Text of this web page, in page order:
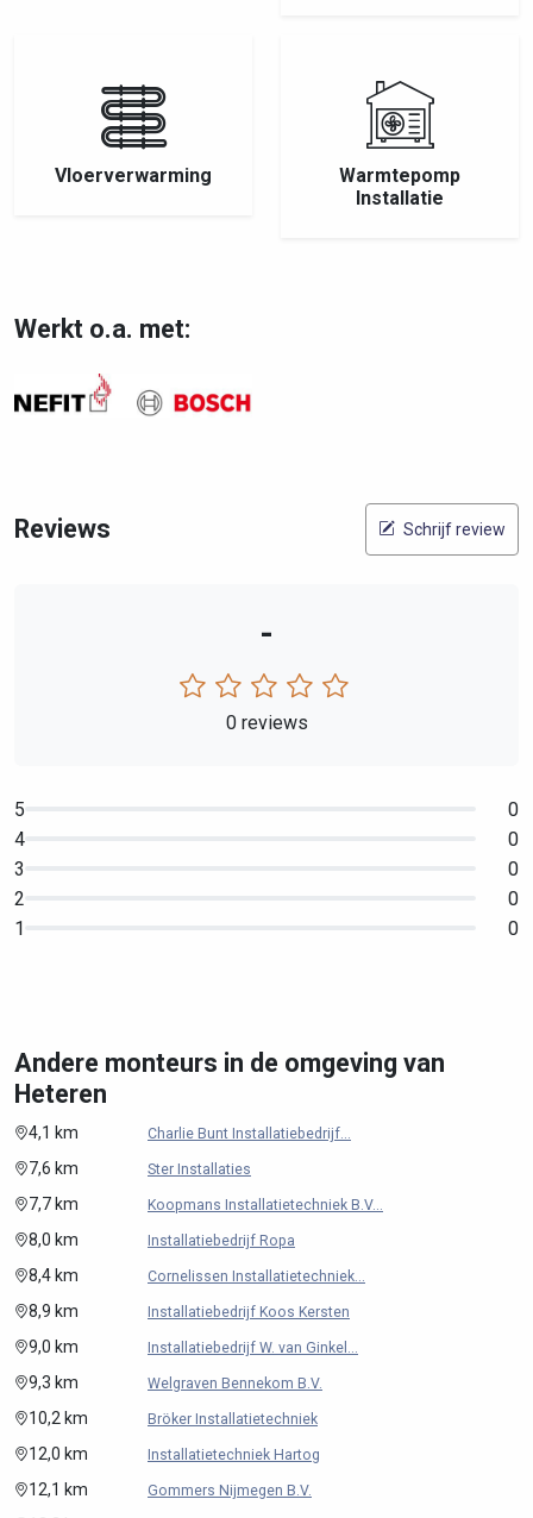
Vloerverwarming
Warmtepomp
Installatie
Werkt o.a. met:
Reviews Schrijf review
-
0 reviews
5
0
4
0
3
0
2
0
1
0
Andere monteurs in de omgeving van
Heteren
4,1 km Charlie Bunt Installatiebedrijf...
7,6 km Ster Installaties
7,7 km Koopmans Installatietechniek B.V...
8,0 km Installatiebedrijf Ropa
8,4 km Cornelissen Installatietechniek...
8,9 km Installatiebedrijf Koos Kersten
9,0 km Installatiebedrijf W. van Ginkel...
9,3 km Welgraven Bennekom B.V.
10,2 km Bröker Installatietechniek
12,0 km Installatietechniek Hartog
12,1 km Gommers Nijmegen B.V.